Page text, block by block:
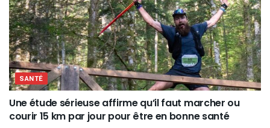
SANTÉ
Une étude sérieuse affirme qu’il faut marcher ou
courir 15 km par jour pour être en bonne santé